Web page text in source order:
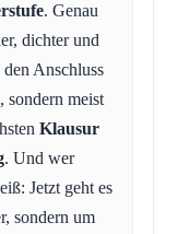
. Genau
dichter und
den Anschluss
sondern meist
Klausur
. Und wer
Jetzt geht es
sondern um